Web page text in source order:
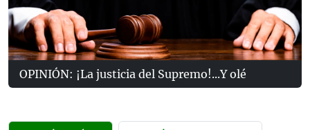
OPINIÓN: ¡La justicia del Supremo!...Y olé